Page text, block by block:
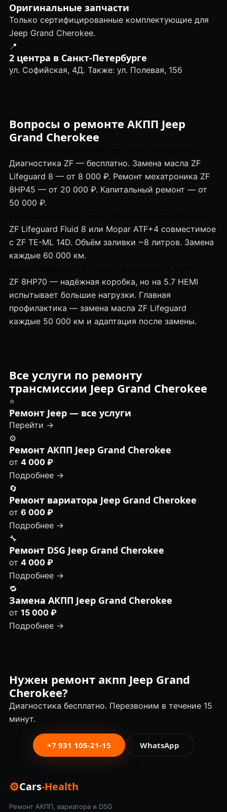
Оригинальные запчасти
Только сертифицированные комплектующие для
Jeep Grand Cherokee.
📍
2 центра в Санкт-Петербурге
ул. Софийская, 4Д. Также: ул. Полевая, 15б
Вопросы о ремонте АКПП Jeep
Grand Cherokee
Диагностика ZF — бесплатно. Замена масла ZF
Lifeguard 8 — от 8 000 ₽. Ремонт мехатроника ZF
8HP45 — от 20 000 ₽. Капитальный ремонт — от
50 000 ₽.
ZF Lifeguard Fluid 8 или Mopar ATF+4 совместимое
с ZF TE-ML 14D. Объём заливки ~8 литров. Замена
каждые 60 000 км.
ZF 8HP70 — надёжная коробка, но на 5.7 HEMI
испытывает большие нагрузки. Главная
профилактика — замена масла ZF Lifeguard
каждые 50 000 км и адаптация после замены.
Все услуги по ремонту
трансмиссии Jeep Grand Cherokee
⭐
Ремонт Jeep — все услуги
Перейти →
⚙️
Ремонт АКПП Jeep Grand Cherokee
от 4 000 ₽
Подробнее →
🔄
Ремонт вариатора Jeep Grand Cherokee
от 6 000 ₽
Подробнее →
🔧
Ремонт DSG Jeep Grand Cherokee
от 4 000 ₽
Подробнее →
🔁
Замена АКПП Jeep Grand Cherokee
от 15 000 ₽
Подробнее →
Нужен ремонт акпп Jeep Grand
Cherokee?
Диагностика бесплатно. Перезвоним в течение 15
минут.
+7 931 105-21-15 WhatsApp
⚙Cars-Health
Ремонт АКПП, вариатора и DSG